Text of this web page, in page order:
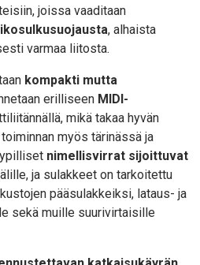
joissa vaaditaan
, alhaista
varmaa liitosta.
kompakti mutta
erilliseen MIDI-
mikä takaa hyvän
myös tärinässä ja
nimellisvirrat sijoittuvat
ja sulakkeet on tarkoitettu
pääsulakkeiksi, lataus- ja
sekä muille suurivirtaisille